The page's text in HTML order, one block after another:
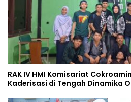
RAK IV HMI Komisariat
Kaderisasi di Tengah Dinamika